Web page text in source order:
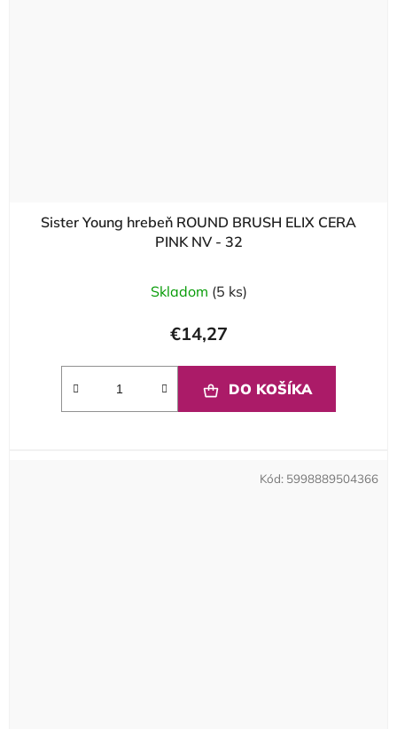
Sister Young hrebeň ROUND BRUSH ELIX CERA
PINK NV - 32
Skladom (5 ks)
€14,27
DO KOŠÍKA
Kód: 5998889504366